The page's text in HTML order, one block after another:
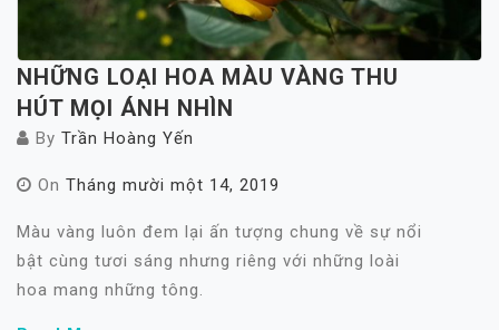
NHỮNG LOẠI HOA MÀU VÀNG THU
HÚT MỌI ÁNH NHÌN
By Trần Hoàng Yến
On Tháng mười một 14, 2019
Màu vàng luôn đem lại ấn tượng chung về sự nổi
bật cùng tươi sáng nhưng riêng với những loài
hoa mang những tông.